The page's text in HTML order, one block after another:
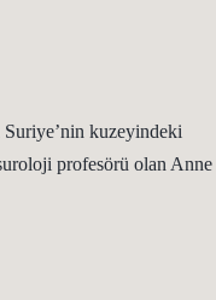
Suriye’nin kuzeyindeki
profesörü olan Anne